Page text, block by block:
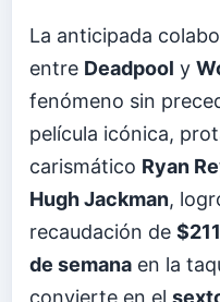
La anticipada
entre Deadpool y
fenómeno sin
película icónica,
carismático Ryan
Hugh Jackman,
recaudación de
de semana en la
convierte en el